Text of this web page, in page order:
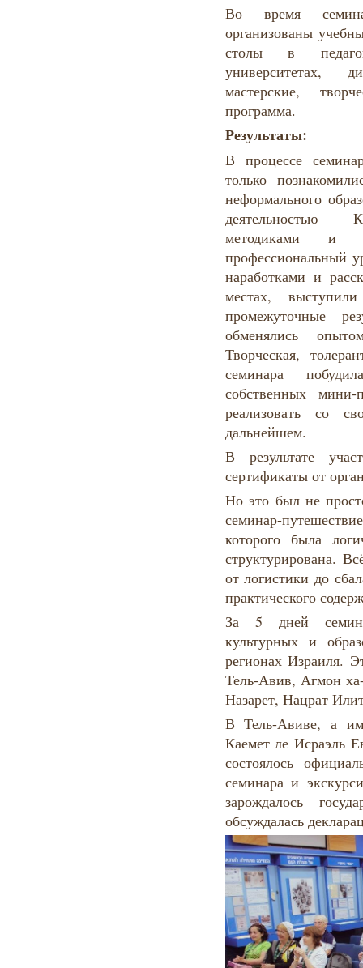
Во время
организованы
столы в
университетах,
мастерские,
программа.
Результаты:
В процессе
только
неформального
деятельностью
методиками и
профессиональный
наработками и
местах,
промежуточные
обменялись
Творческая,
семинара
собственных
реализовать со
дальнейшем.
В результате
сертификаты от
Но это был не
семинар-
которого была
структурирована.
от логистики до
практического
За 5 дней
культурных и
регионах Израиля.
Тель-Авив, Агмон
Назарет, Нацрат
В Тель-Авиве, а
Каемет ле Исраэль
состоялось
семинара и
зарождалось
обсуждалась